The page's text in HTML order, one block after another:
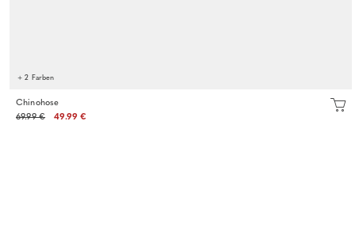
+ 2 Farben
Chinohose
69.99 €
49.99 €